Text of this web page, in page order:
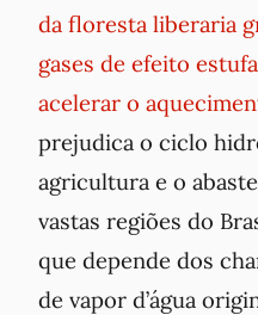
da floresta liberaria
gases de efeito
acelerar o
prejudica o ciclo
agricultura e o
vastas regiões do
que depende dos
de vapor d’água